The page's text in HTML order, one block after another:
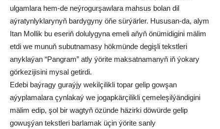
ulgamlara hem-de neýrogurşawlara mahsus bolan dil
aýratynlyklarynyň bardygyny öňe sürýärler. Hususan-da, alym
Itan Mollik bu eseriň dolulygyna emeli aňyň önümidigini mälim
etdi we munuň subutnamasy hökmünde degişli tekstleri
anyklaýan “Pangram” atly ýörite maksatnamanyň iň ýokary
görkezijisini mysal getirdi.
Edebi baýragy guraýjy wekilçilikli topar gelip gowşan
aýyplamalara çynlakaý we jogapkärçilikli çemeleşilýändigini
mälim edip, şol bir wagtyň özünde häzirki döwürde gelip
gowuşýan tekstleri barlamak üçin ýörite sanly